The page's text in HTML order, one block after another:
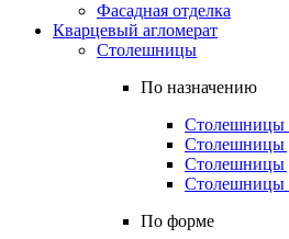
Фасадная отделка
Кварцевый агломерат
Столешницы
По назначению
Столешницы
Столешницы
Столешницы
Столешницы
По форме